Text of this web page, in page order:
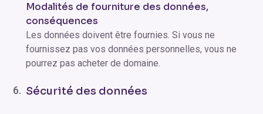
Modalités de fourniture des données,
conséquences
Les données doivent être fournies. Si vous ne
fournissez pas vos données personnelles, vous ne
pourrez pas acheter de domaine.
Sécurité des données